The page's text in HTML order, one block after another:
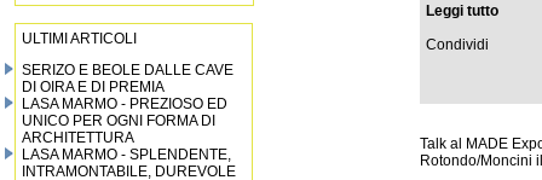
ULTIMI ARTICOLI
SERIZO E BEOLE DALLE CAVE
DI OIRA E DI PREMIA
LASA MARMO - PREZIOSO ED
UNICO PER OGNI FORMA DI
ARCHITETTURA
LASA MARMO - SPLENDENTE,
INTRAMONTABILE, DUREVOLE
Leggi tutto
Condividi
Talk al MADE
Rotondo/Moncini